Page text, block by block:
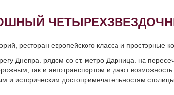
ресторан европейского класса и
Днепра, рядом со ст. метро Дарница, на
так и автотранспортом и дают
и историческим достопримечательностям